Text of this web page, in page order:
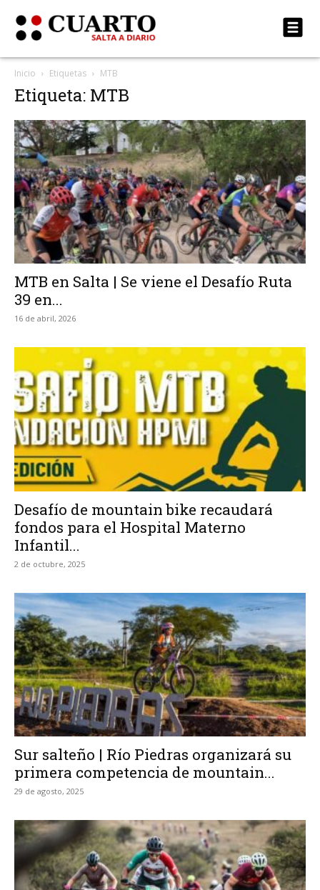
Inicio Etiquetas MTB
Etiqueta: MTB
MTB en Salta | Se viene el Desafío Ruta
39 en...
16 de abril, 2026
Desafío de mountain bike recaudará
fondos para el Hospital Materno
Infantil...
2 de octubre, 2025
Sur salteño | Río Piedras organizará su
primera competencia de mountain...
29 de agosto, 2025